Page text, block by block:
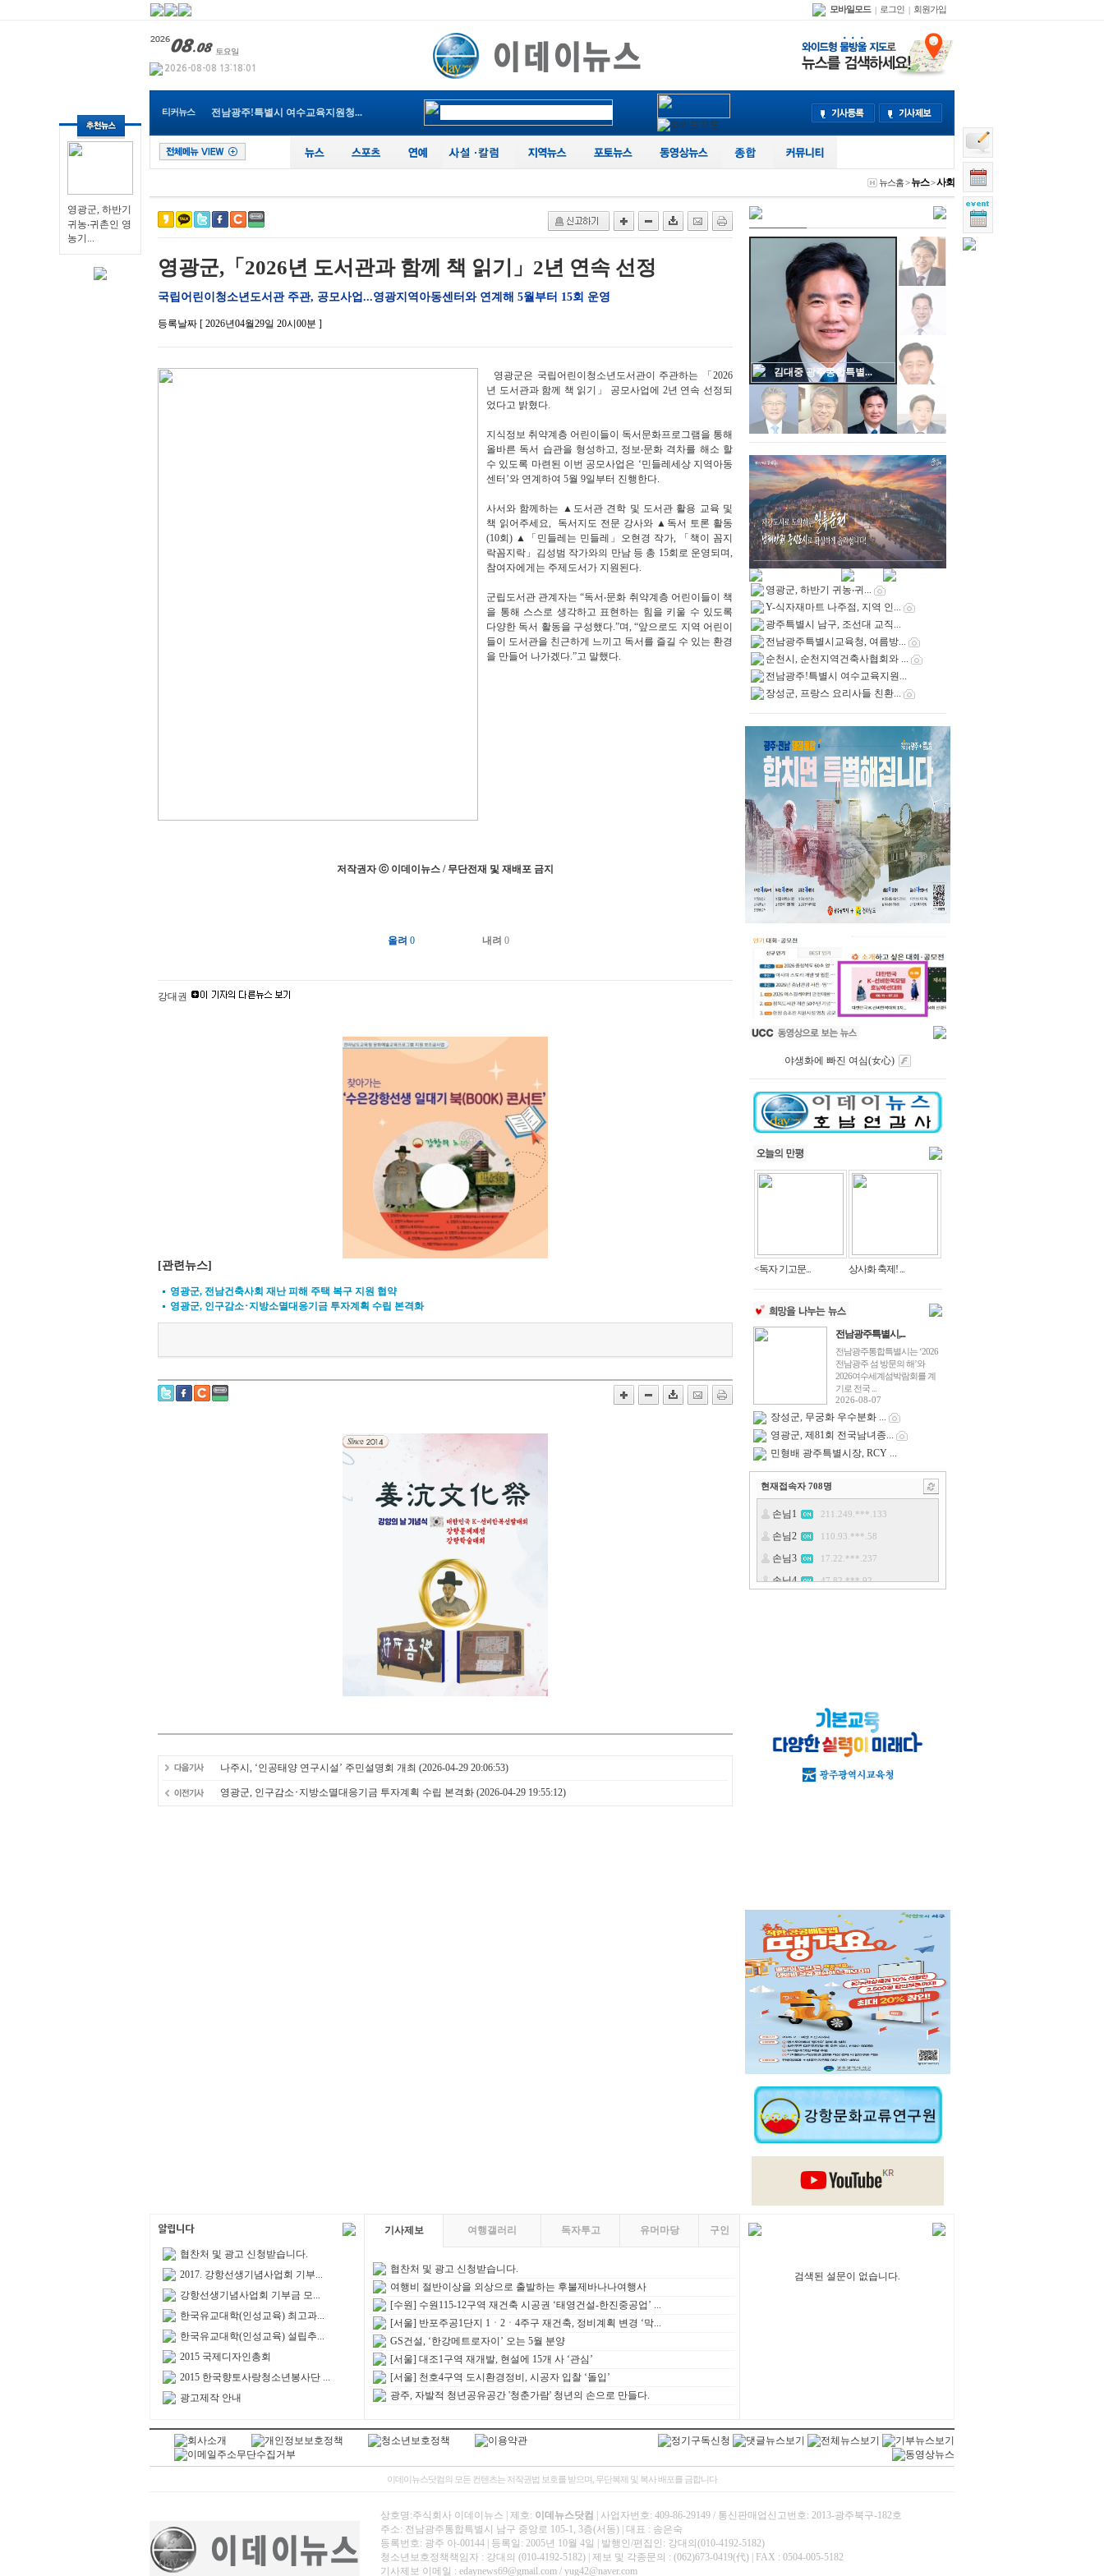
영광군, 하반기
귀농‧귀촌인 영
농기...
모바일모드 로그인 회원가입
티커뉴스
광주특별시 남구, 조선대 교직원...
전남광주특별시교육청, 여름방학...
순천시, 순천지역건축사협회와 ...
장성군, 프랑스 요리사들 친환경...
전남광주특별시, 해남서 국내 최...
장성군 “내년도 외국인 계절근...
나주 남평읍 도심속, ‘우리동네...
뉴스홈>뉴스>사회
영광군,「2026년 도서관과 함께 책 읽기」2년 연속 선정
국립어린이청소년도서관 주관, 공모사업...영광지역아동센터와 연계해 5월부터 15회 운영
등록날짜 [ 2026년04월29일 20시00분 ]
영광군은 국립어린이청소년도서관이 주관하는 「2026
년 도서관과 함께 책 읽기」 공모사업에 2년 연속 선정되
었다고 밝혔다.
지식정보 취약계층 어린이들이 독서문화프로그램을 통해
올바른 독서 습관을 형성하고, 정보‧문화 격차를 해소 할
수 있도록 마련된 이번 공모사업은 ‘민들레세상 지역아동
센터’와 연계하여 5월 9일부터 진행한다.
사서와 함께하는 ▲도서관 견학 및 도서관 활용 교육 및
책 읽어주세요, 독서지도 전문 강사와 ▲독서 토론 활동
(10회) ▲「민들레는 민들레」오현경 작가, 「책이 꼼지
락꼼지락」김성범 작가와의 만남 등 총 15회로 운영되며,
참여자에게는 주제도서가 지원된다.
군립도서관 관계자는 “독서‧문화 취약계층 어린이들이 책
을 통해 스스로 생각하고 표현하는 힘을 키울 수 있도록
다양한 독서 활동을 구성했다.”며, “앞으로도 지역 어린이
들이 도서관을 친근하게 느끼고 독서를 즐길 수 있는 환경
을 만들어 나가겠다.”고 말했다.
저작권자 ⓒ 이데이뉴스 / 무단전재 및 재배포 금지
올려 0 내려 0
강대권
[관련뉴스]
영광군, 전남건축사회 재난 피해 주택 복구 지원 협약
영광군, 인구감소･지방소멸대응기금 투자계획 수립 본격화
나주시, ‘인공태양 연구시설’ 주민설명회 개최 (2026-04-29 20:06:53)
영광군, 인구감소･지방소멸대응기금 투자계획 수립 본격화 (2026-04-29 19:55:12)
김대중 광주통합특별...
영광군, 하반기 귀농‧귀...
Y-식자재마트 나주점, 지역 인...
광주특별시 남구, 조선대 교직...
전남광주특별시교육청, 여름방...
순천시, 순천지역건축사협회와 ...
전남광주!특별시 여수교육지원...
장성군, 프랑스 요리사들 친환...
야생화에 빠진 여심(女心)
<독자 기고문... 상사화 축제! ...
전남광주특별시,...
전남광주통합특별시는 ‘2026
전남광주 섬 방문의 해’와
2026여수세계섬박람회를 계
기로 전국 ...
2026-08-07
장성군, 무궁화 우수분화 ...
영광군, 제81회 전국남녀종...
민형배 광주특별시장, RCY ...
현재접속자 708명
협찬처 및 광고 신청받습니다.
2017. 강항선생기념사업회 기부...
강항선생기념사업회 기부금 모...
한국유교대학(인성교육) 최고과...
한국유교대학(인성교육) 설립추...
2015 국제디자인총회
2015 한국향토사랑청소년봉사단 ...
광고제작 안내
기사제보 여행갤러리 독자투고 유머마당 구인
협찬처 및 광고 신청받습니다.
여행비 절반이상을 외상으로 출발하는 후불제바나나여행사
[수원] 수원115-12구역 재건축 시공권 ‘태영건설-한진중공업’ ...
[서울] 반포주공1단지 1ㆍ2ㆍ4주구 재건축, 정비계획 변경 ‘막...
GS건설, ‘한강메트로자이’ 오는 5월 분양
[서울] 대조1구역 재개발, 현설에 15개 사 ‘관심’
[서울] 천호4구역 도시환경정비, 시공자 입찰 ‘돌입’
광주, 자발적 청년공유공간 '청춘가람' 청년의 손으로 만들다.
검색된 설문이 없습니다.
이데이뉴스닷컴의 모든 컨텐츠는 저작권법 보호를 받으며, 무단복제 및 복사 배포를 금합니다
상호명:주식회사 이데이뉴스 | 제호: 이데뉴스닷컴
| 사업자번호: 409-86-29149 / 통신판매업신고번호: 2013-광주북구-182호
주소: 전남광주통합특별시 남구 중앙로 105-1, 3층(서동) | 대표 : 송은숙
등록번호: 광주 아-00144 | 등록일: 2005년 10월 4일 | 발행인/편집인: 강대의(010-4192-5182)
청소년보호정책책임자 : 강대의 (010-4192-5182) | 제보 및 각종문의 : (062)673-0419(代) | FAX : 0504-005-5182
기사제보 이메일 : edaynews69@gmail.com / yug42@naver.com